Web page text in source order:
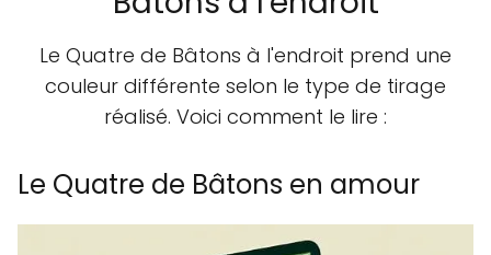
Le Quatre de Bâtons à l'endroit prend une
couleur différente selon le type de tirage
réalisé. Voici comment le lire :
Le Quatre de Bâtons en amour